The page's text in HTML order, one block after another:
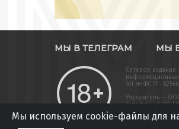
МЫ В ТЕЛЕГРАМ МЫ
Сетевое
информационных
ЭЛ № ФС 77 -
Учредитель —
Телефон: +7-495-
Вся информация,
Мы используем cookie-файлы для